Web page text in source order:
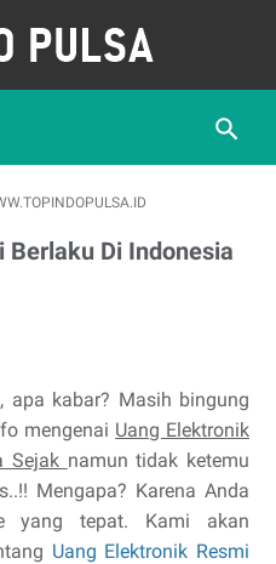
Berlaku Di Indonesia
apa kabar? Masih bingung
mengenai Uang Elektronik
Sejak namun tidak ketemu
Mengapa? Karena Anda
yang tepat. Kami akan
Uang Elektronik Resmi